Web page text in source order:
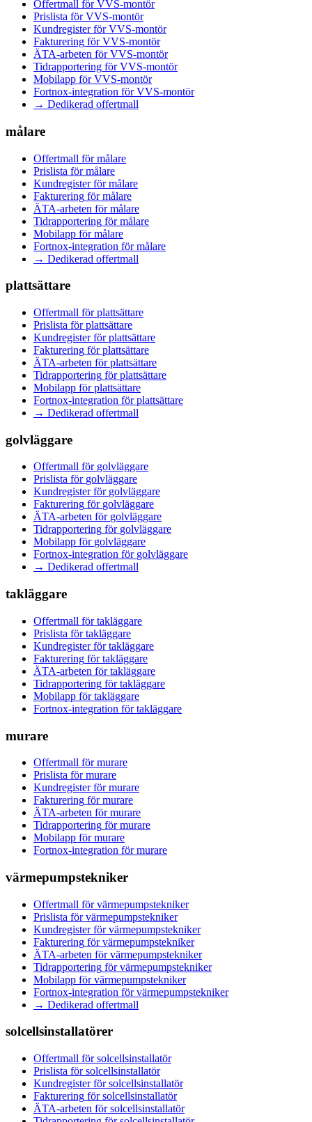
Offertmall förVVS-montör
Prislista förVVS-montör
Kundregister förVVS-montör
Fakturering förVVS-montör
ÄTA-arbeten förVVS-montör
Tidrapportering förVVS-montör
Mobilapp förVVS-montör
Fortnox-integration förVVS-montör
→ Dedikerad offertmall
målare
Offertmall förmålare
Prislista förmålare
Kundregister förmålare
Fakturering förmålare
ÄTA-arbeten förmålare
Tidrapportering förmålare
Mobilapp förmålare
Fortnox-integration förmålare
→ Dedikerad offertmall
plattsättare
Offertmall förplattsättare
Prislista förplattsättare
Kundregister förplattsättare
Fakturering förplattsättare
ÄTA-arbeten förplattsättare
Tidrapportering förplattsättare
Mobilapp förplattsättare
Fortnox-integration förplattsättare
→ Dedikerad offertmall
golvläggare
Offertmall för golvläggare
Prislista för golvläggare
Kundregister för golvläggare
Fakturering för golvläggare
ÄTA-arbeten för golvläggare
Tidrapportering för golvläggare
Mobilapp för golvläggare
Fortnox-integration för golvläggare
→ Dedikerad offertmall
takläggare
Offertmall förtakläggare
Prislista förtakläggare
Kundregister förtakläggare
Fakturering förtakläggare
ÄTA-arbeten förtakläggare
Tidrapportering förtakläggare
Mobilapp förtakläggare
Fortnox-integration förtakläggare
murare
Offertmall förmurare
Prislista förmurare
Kundregister förmurare
Fakturering förmurare
ÄTA-arbeten förmurare
Tidrapportering förmurare
Mobilapp förmurare
Fortnox-integration förmurare
värmepumpstekniker
Offertmall förvärmepumpstekniker
Prislista förvärmepumpstekniker
Kundregister förvärmepumpstekniker
Fakturering förvärmepumpstekniker
ÄTA-arbeten förvärmepumpstekniker
Tidrapportering förvärmepumpstekniker
Mobilapp förvärmepumpstekniker
Fortnox-integration förvärmepumpstekniker
→ Dedikerad offertmall
solcellsinstallatörer
Offertmall försolcellsinstallatör
Prislista försolcellsinstallatör
Kundregister försolcellsinstallatör
Fakturering försolcellsinstallatör
ÄTA-arbeten försolcellsinstallatör